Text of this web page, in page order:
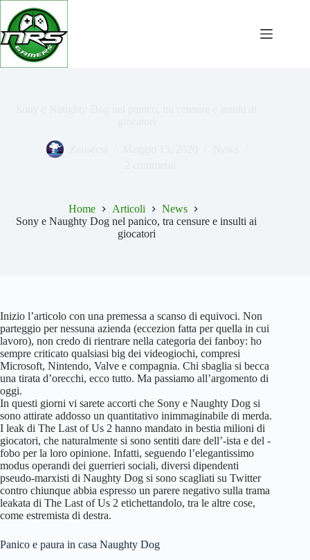
Salta
contenuto
Home Articoli
News
Sony e Naughty Dog nel panico, tra censure e insulti ai
giocatori
Inizio l’articolo con una premessa a scanso di equivoci. Non
parteggio per nessuna azienda (eccezion fatta per quella in cui
lavoro), non credo di rientrare nella categoria dei fanboy: ho
sempre criticato qualsiasi big dei videogiochi, compresi
Microsoft, Nintendo, Valve e compagnia. Chi sbaglia si becca
una tirata d’orecchi, ecco tutto. Ma passiamo all’argomento di
oggi.
In questi giorni vi sarete accorti che Sony e Naughty Dog si
sono attirate addosso un quantitativo inimmaginabile di merda.
I leak di The Last of Us 2 hanno mandato in bestia milioni di
giocatori, che naturalmente si sono sentiti dare dell’-ista e del -
fobo per la loro opinione. Infatti, seguendo l’elegantissimo
modus operandi dei guerrieri sociali, diversi dipendenti
pseudo-marxisti di Naughty Dog si sono scagliati su Twitter
contro chiunque abbia espresso un parere negativo sulla trama
leakata di The Last of Us 2 etichettandolo, tra le altre cose,
come estremista di destra.
Panico e paura in casa Naughty Dog